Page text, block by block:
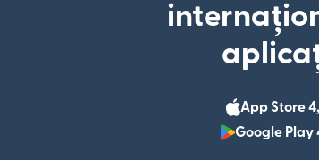
App Store
Google Play